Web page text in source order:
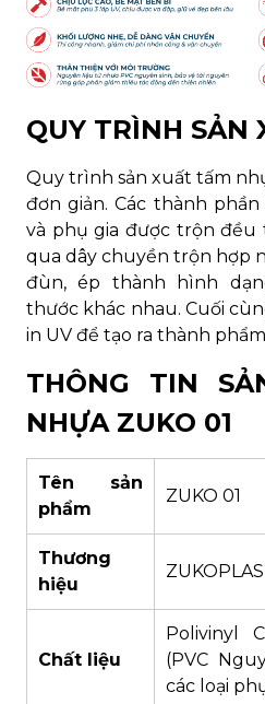
QUY TRÌNH SẢN
Quy trình sản xuất tấm
đơn giản. Các thành
và phụ gia được trộn đều
qua dây chuyền trộn hợp
đùn, ép thành hình
thước khác nhau. Cuối
in UV để tạo ra thành
THÔNG TIN
NHỰA ZUKO 01
Tên sản
phẩm
ZUKO 01
Thương
hiệu
Chất liệu
Polivinyl
(PVC
các loại